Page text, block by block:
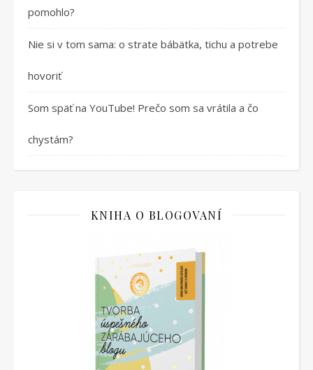
pomohlo?
Nie si v tom sama: o strate bábätka, tichu a potrebe
hovoriť
Som späť na YouTube! Prečo som sa vrátila a čo
chystám?
KNIHA O BLOGOVANÍ